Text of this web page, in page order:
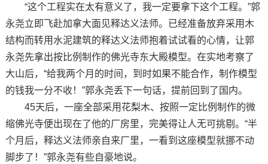
“这个工程实在太有意义了，我一定要拿下这个工程。”郭
永尧立即飞赴加拿大面见释达义法师。已经准备放弃采用木
结构而转用水泥建筑的释达义法师抱着试试看的心情，让郭
永尧先拿出按比例制作的佛光寺东大殿模型。在实地考察了
大山后，“给我两个月的时间，到时如果不能合作，制作模型
的钱我一分不收！”郭永尧丢下一句话，提前回到了国内。
45天后，一座全部采用花梨木、按照一定比例制作的微
缩佛光寺便出现在了他的厂房里，完美得让人无可挑剔。“半
个月后，释达义法师亲自来厂里，一看到这座模型就挪不动
脚步了！”郭永尧有些自豪地说。